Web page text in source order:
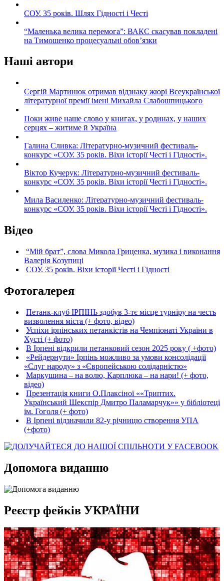
СОУ. 35 років. Шлях Гідності і Честі
“Маленька велика перемога”: ВАКС скасував покладені
на Тимошенко процесуальні обов’язки
Наші автори
Сергій Мартинюк отримав відзнаку жюрі Всеукраїнської
літературної премії імені Михайла Слабошпицького
Поки живе наше слово у книгах, у родинах, у наших
серцях – житиме й Україна
Галина Сливка: Літературно-музичний фестиваль-
конкурс «СОУ. 35 років. Віхи історії Честі і Гідності».
Віктор Кучерук: Літературно-музичний фестиваль-
конкурс «СОУ. 35 років. Віхи історії Честі і Гідності».
Мила Василенко: Літературно-музичний фестиваль-
конкурс «СОУ. 35 років. Віхи історії Честі і Гідності».
Відео
“Мій брат”, слова Микола Гриценка, музика і виконання
Валерія Козупиці
СОУ. 35 років. Віхи історії Честі і Гідності
Фотогалерея
Петанк-клуб ІРПІНЬ здобув 3-тє місце турніру на честь
визволення міста (+ фото, відео)
Успіхи ірпінських петанкістів на Чемпіонаті України в
Хусті (+ фото)
В Ірпені відкрили петанковий сезон 2025 року ( +фото)
«Рейдернути» Ірпінь можливо за умови консолідації
«Слуг народу» з «Європейською солідарністю»
Маркушина – на волю, Карплюка – на нари! (+ фото,
відео)
Презентація книги О.Плаксіної ««Триптих.
Український Шекспір Дмитро Паламарчук»» у бібліотеці
ім. Гоголя (+ фото)
В Ірпені відзначили 82-у річницю створення УПА
(+фото)
Допомога виданню
Реєстр фейків УКРАЇНИ